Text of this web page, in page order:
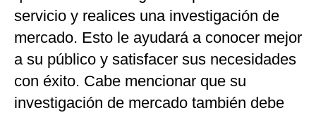
servicio y realices una investigación de
mercado. Esto le ayudará a conocer mejor
a su público y satisfacer sus necesidades
con éxito. Cabe mencionar que su
investigación de mercado también debe